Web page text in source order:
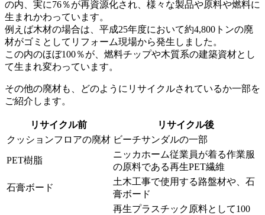
の内、実に76％が再資源化され、様々な製品や原料や燃料に
生まれかわっています。
例えば木材の場合は、平成25年度において約4,800トンの廃
材がゴミとしてリフォーム現場から発生しました。
この内のほぼ100％が、燃料チップや木質系の建築資材とし
て生まれ変わっています。
その他の廃材も、どのようにリサイクルされているか一部を
ご紹介します。
リサイクル前
リサイクル後
クッションフロアの廃材 ビーチサンダルの一部
PET樹脂
ニッカホーム従業員が着る作業服
の原料である再生PET繊維
石膏ボード
土木工事で使用する路盤材や、石
膏ボード
再生プラスチック原料として100